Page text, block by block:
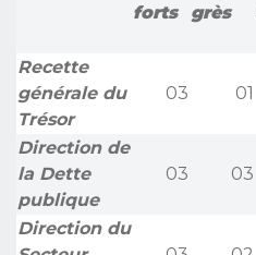
forts
grès
Recette
générale du
Trésor
03 01
Direction de
la Dette
publique
03 03
Direction du